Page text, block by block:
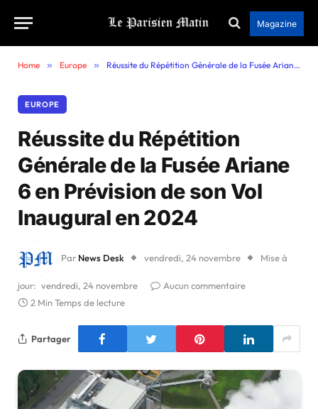
Magazine
Home » Europe » Réussite du Répétition Générale de la Fusée Ariane 6 en Prévision de son Vol Inaugural en 2024
EUROPE
Réussite du Répétition
Générale de la Fusée Ariane
6 en Prévision de son Vol
Inaugural en 2024
Par News Desk vendredi, 24 novembre Mise à
jour: vendredi, 24 novembre
Aucun commentaire
2 Min Temps de lecture
Partager